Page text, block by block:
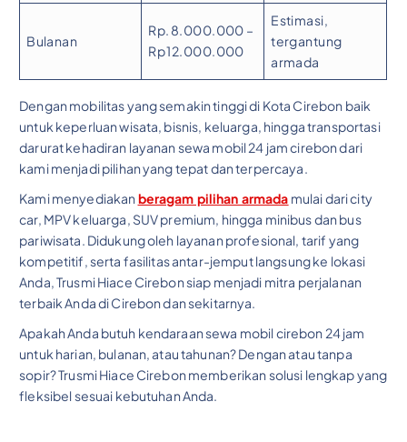
Bulanan
Rp. 8.000.000 –
Rp 12.000.000
Estimasi,
tergantung
armada
Dengan mobilitas yang semakin tinggi di Kota Cirebon baik
untuk keperluan wisata, bisnis, keluarga, hingga transportasi
darurat kehadiran layanan sewa mobil 24 jam cirebon dari
kami menjadi pilihan yang tepat dan terpercaya.
Kami menyediakanberagam pilihan armada mulai dari city
car, MPV keluarga, SUV premium, hingga minibus dan bus
pariwisata. Didukung oleh layanan profesional, tarif yang
kompetitif, serta fasilitas antar-jemput langsung ke lokasi
Anda, Trusmi Hiace Cirebon siap menjadi mitra perjalanan
terbaik Anda di Cirebon dan sekitarnya.
Apakah Anda butuh kendaraan sewa mobil cirebon 24 jam
untuk harian, bulanan, atau tahunan? Dengan atau tanpa
sopir? Trusmi Hiace Cirebon memberikan solusi lengkap yang
fleksibel sesuai kebutuhan Anda.